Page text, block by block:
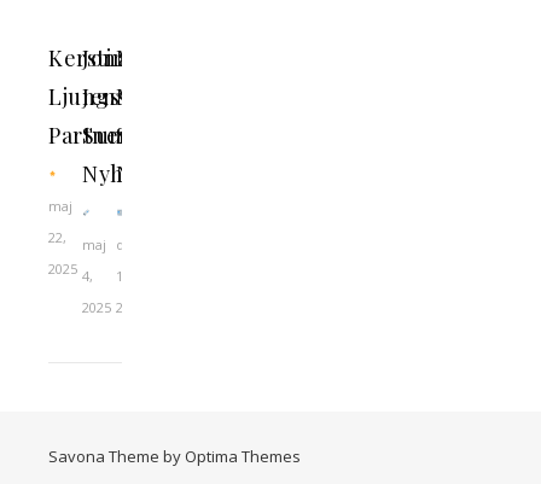
Kerstin
Ljungström
Partner
maj
22,
2025
Jonathan
Jensen
Sundsvall
Nyheter
maj
4,
2025
Maria
Malmer
Stenergard
Nyheter
december
18,
2024
Savona Theme by Optima Themes